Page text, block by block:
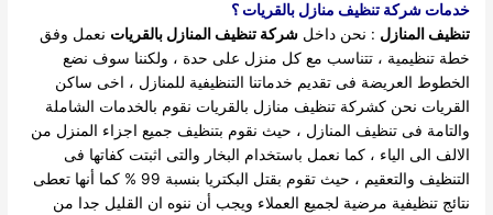
خدمات شركة تنظيف منازل بالقريات ؟
تنظيف المنازل : نحن داخلشركة تنظيف المنازل بالقريات نعمل وفق
خطة تنظيمية ، تتناسب مع كل منزل على حدة ، ولكننا سوف نضع
الخطوط العريضة فى تقديم خدماتنا التنظيفية للمنازل ، اخى ساكن
القريات نحن كشركة تنظيف منازل بالقريات نقوم بالخدمات الشاملة
والتامة فى تنظيف المنازل ، حيث نقوم بتنظيف جميع اجزاء المنزل من
الالف الى الياء ، كما نعمل باستخدام البخار والتى اثبتت كفاتها فى
التنظيف والتعقيم ، حيث تقوم بقتل البكتريا بنسبة 99 % كما أنها تعطى
نتائج تنظيفية مرضية لجميع العملاء ويجب أن ننوه ان القليل جدا من